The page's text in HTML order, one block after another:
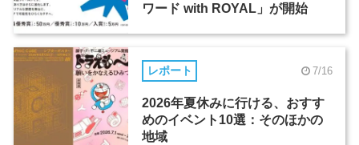
ワード with ROYAL」が開始
レポート 7/16
2026年夏休みに行ける、おすす
めのイベント10選：そのほかの
地域